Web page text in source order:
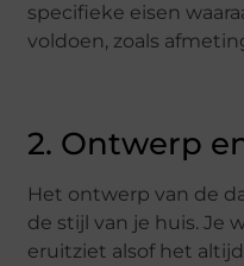
specifieke eisen
voldoen, zoals
2. Ontwerp
Het ontwerp van de
de stijl van je huis. Je
eruitziet alsof het